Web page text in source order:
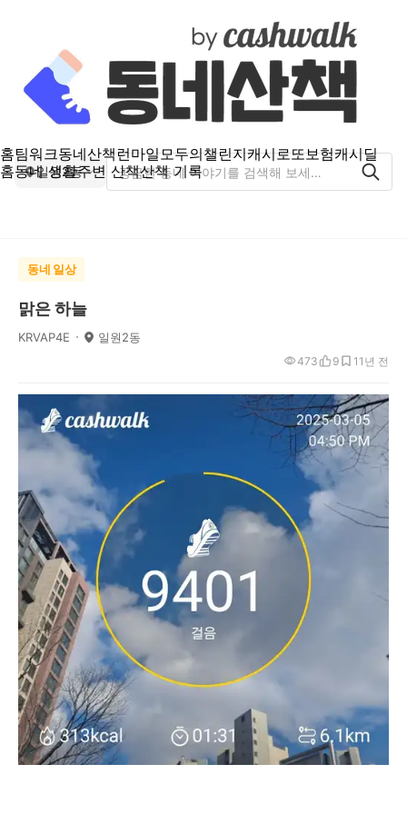
홈팀워크동네산책런마일모두의챌린지캐시로또보험캐시딜
홈동네 생활주변 산책산책 기록
일원2동
동네 일상
맑은 하늘
KRVAP4E 일원2동
1년 전
473 9 1